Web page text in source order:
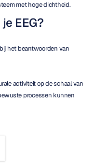
met hoge dichtheid.
EEG?
het beantwoorden van
activiteit op de schaal van
processen kunnen